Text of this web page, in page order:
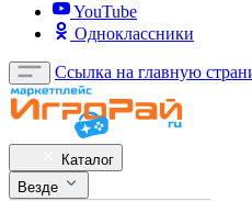
YouTube
Одноклассники
Ссылка на главную
Каталог
Везде